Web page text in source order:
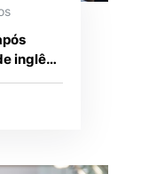
inglês